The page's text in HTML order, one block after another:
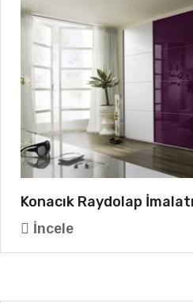
Konacık Raydolap
İncele